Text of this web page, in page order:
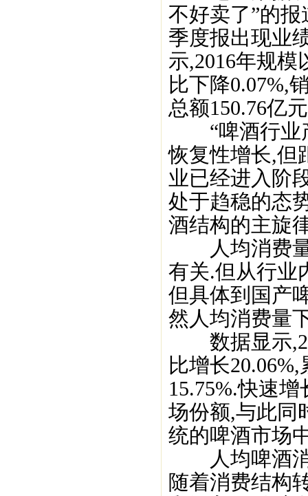
不好卖了”的
季度报出现业
示,2016年规模
比下降0.07%,
总额150.76亿
“啤酒行业产
恢复性增长,但
业已经进入阶
处于趋稳的态
酒结构的主旋
人均消费量
有关.但从行业
但具体到国产
然人均消费量
数据显示
比增长
15.75%.快速
场份额,与此同
统的啤酒市场
人均啤酒消
随着消费结构